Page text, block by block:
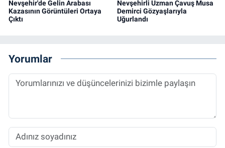
Nevşehir'de Gelin Arabası
Kazasının Görüntüleri Ortaya
Çıktı
Nevşehirli Uzman Çavuş Musa
Demirci Gözyaşlarıyla
Uğurlandı
Yorumlar